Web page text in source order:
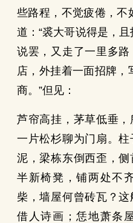
些路程，不觉疲倦，不
道：“裘大哥说得是，
说罢，又走了一里多
店，外挂着一面招牌，
商。”但见：
芦帘高挂，茅草低垂
一片松杉聊为门扇。
泥，梁栋东倒西歪，
半新椅凳，铺两处不
柴，墙屋何曾砖瓦？
借人诗画；恁地萧条